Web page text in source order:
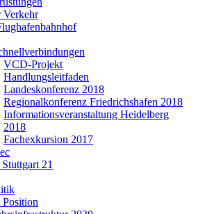
Verkehr
VCD-Projekt
Handlungsleitfaden
Landeskonferenz 2018
Regionalkonferenz Friedrichshafen 2018
Informationsveranstaltung Heidelberg
2018
Fachexkursion 2017
21